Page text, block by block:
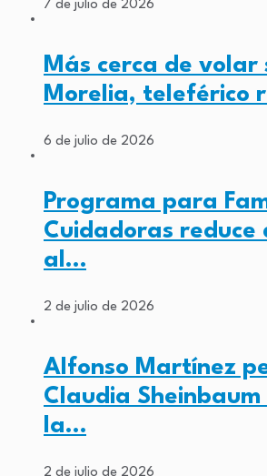
7 de julio de 2026
Más cerca de volar
Morelia, teleférico
6 de julio de 2026
Programa para
Cuidadoras reduce
al…
2 de julio de 2026
Alfonso Martínez
Claudia
la…
2 de julio de 2026